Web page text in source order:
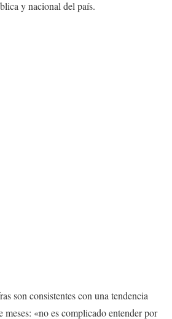
y nacional del país.
son consistentes con una tendencia
meses: «no es complicado entender por